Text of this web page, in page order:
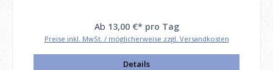
Ab 13,00 €* pro Tag
Preise inkl. MwSt. / möglicherweise zzgl. Versandkosten
Details